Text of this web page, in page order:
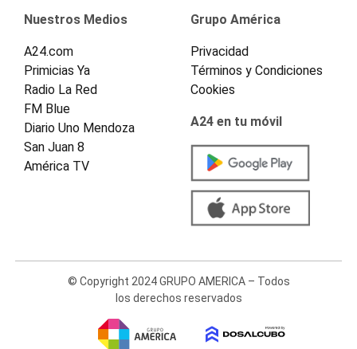
Nuestros Medios
A24.com
Primicias Ya
Radio La Red
FM Blue
Diario Uno Mendoza
San Juan 8
América TV
Grupo América
Privacidad
Términos y Condiciones
Cookies
A24 en tu móvil
© Copyright 2024 GRUPO AMERICA – Todos
los derechos reservados